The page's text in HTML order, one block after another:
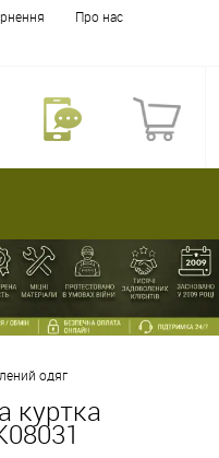
Про нас
одяг
куртка